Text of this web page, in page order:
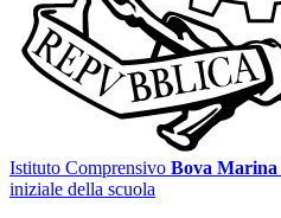
Istituto Comprensivo Bova Marina
iniziale della scuola